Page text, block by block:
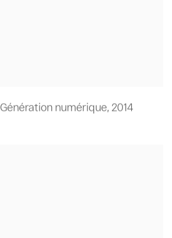
Génération numérique, 2014